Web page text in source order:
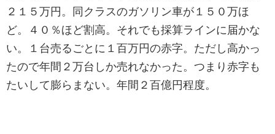
２１５万円。同クラスのガソリン車が１５０万ほ
ど。４０％ほど割高。それでも採算ラインに届かな
い。１台売るごとに１百万円の赤字。ただし高かっ
たので年間２万台しか売れなかった。つまり赤字も
たいして膨らまない。年間２百億円程度。